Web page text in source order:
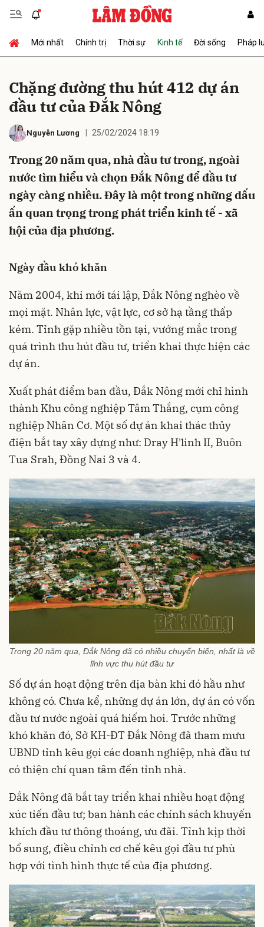
Mới nhất Chính trị Thời sự Kinh tế Đời sống Pháp
Chặng đường thu hút 412 dự án
đầu tư của Đắk Nông
Nguyễn Lương 25/02/2024 18:19
Trong 20 năm qua, nhà đầu tư trong, ngoài
nước tìm hiểu và chọn Đắk Nông để đầu tư
ngày càng nhiều. Đây là một trong những dấu
ấn quan trọng trong phát triển kinh tế - xã
hội của địa phương.
Ngày đầu khó khăn
Năm 2004, khi mới tái lập, Đắk Nông nghèo về
mọi mặt. Nhân lực, vật lực, cơ sở hạ tầng thấp
kém. Tỉnh gặp nhiều tồn tại, vướng mắc trong
quá trình thu hút đầu tư, triển khai thực hiện các
dự án.
Xuất phát điểm ban đầu, Đắk Nông mới chỉ hình
thành Khu công nghiệp Tâm Thắng, cụm công
nghiệp Nhân Cơ. Một số dự án khai thác thủy
điện bắt tay xây dựng như: Dray H'linh II, Buôn
Tua Srah, Đồng Nai 3 và 4.
Trong 20 năm qua, Đắk Nông đã có nhiều chuyển biến, nhất là về
lĩnh vực thu hút đầu tư
Số dự án hoạt động trên địa bàn khi đó hầu như
không có. Chưa kể, những dự án lớn, dự án có vốn
đầu tư nước ngoài quá hiếm hoi. Trước những
khó khăn đó, Sở KH-ĐT Đắk Nông đã tham mưu
UBND tỉnh kêu gọi các doanh nghiệp, nhà đầu tư
có thiện chí quan tâm đến tỉnh nhà.
Đắk Nông đã bắt tay triển khai nhiều hoạt động
xúc tiến đầu tư; ban hành các chính sách khuyến
khích đầu tư thông thoáng, ưu đãi. Tỉnh kịp thời
bổ sung, điều chỉnh cơ chế kêu gọi đầu tư phù
hợp với tình hình thực tế của địa phương.
Gửi bình luận
Hủy Gửi